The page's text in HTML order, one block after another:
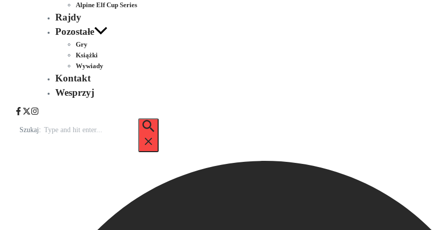
Alpine Elf Cup Series
Rajdy
Pozostałe
Gry
Książki
Wywiady
Kontakt
Wesprzyj
Szukaj: